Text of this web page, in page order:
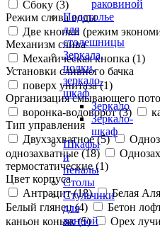
раковиной
Подстолье
для
столешницы
Зеркала,
полки,
зеркало-
шкаф
Зеркало
Зеркало-
шкаф
Шкафы
и
пеналы
Столы
Стульчики
для
ванной
Сбоку (3)
Режим слива воды
Две кнопки (режим
Механизм слива
Механическая кнопка (1)
Установки сливного бачка
поверх унитаза (1)
Организация смывающего
воронка-водоворот (3)
Тип управления
Двухзахватное (5)
однозахватные (18)
термостатические (1)
Цвет корпуса
Антрацит (18) Белая
Белый глянец (4) Бетон
каньон коньяк (5) Орех